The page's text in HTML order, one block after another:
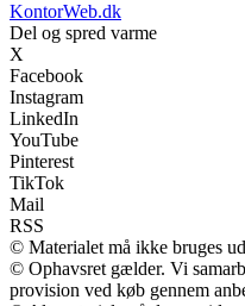
KontorWeb.dk
Del og spred varme
X
Facebook
Instagram
LinkedIn
YouTube
Pinterest
TikTok
Mail
RSS
© Materialet må ikke bruges
© Ophavsret gælder. Vi
provision ved køb gennem